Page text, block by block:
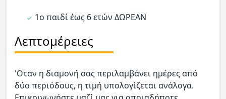
1ο παιδί έως 6 ετών ΔΩΡΕΑΝ
Λεπτομέρειες
'Οταν η διαμονή σας περιλαμβάνει ημέρες από
δύο περιόδους, η τιμή υπολογίζεται ανάλογα.